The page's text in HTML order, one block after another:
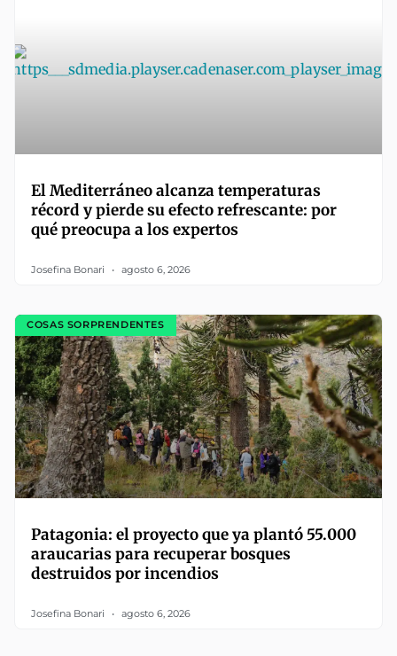
El Mediterráneo alcanza temperaturas
récord y pierde su efecto refrescante: por
qué preocupa a los expertos
Josefina Bonari agosto 6, 2026
COSAS SORPRENDENTES
Patagonia: el proyecto que ya plantó 55.000
araucarias para recuperar bosques
destruidos por incendios
Josefina Bonari agosto 6, 2026